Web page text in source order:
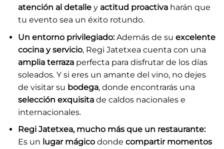
atención al detalley actitud proactivaharán que
tu evento sea un éxito rotundo.
Un entorno privilegiado:Además de su excelente
cocina y servicio, Regi Jatetxea cuenta con una
amplia terrazaperfecta para disfrutar de los días
soleados. Y si eres un amante del vino, no dejes
de visitar su bodega, donde encontrarás una
selección exquisitade caldos nacionales e
internacionales.
Regi Jatetxea, mucho más que un restaurante:
Es un lugar mágicodonde compartir momentos